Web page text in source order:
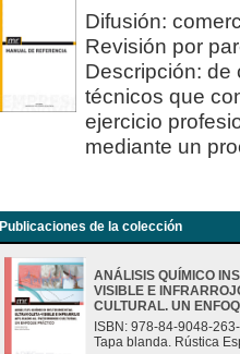
Difusión:
Revisión por
Descripción: de
técnicos que
ejercicio
mediante un
Publicaciones de la colección
ANÁLISIS QUÍMICO
VISIBLE E
CULTURAL. UN
ISBN: 978-84-9048-
Tapa blanda. Rústica